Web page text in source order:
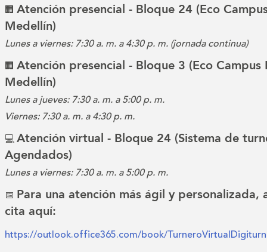
🏢 Atención presencial - Bloque 24 (Eco
Medellín)
Lunes a viernes: 7:30 a. m. a 4:30 p. m. (jornada continua)
🏢 Atención presencial - Bloque 3 (Eco Campus
Medellín)
Lunes a jueves: 7:30 a. m. a 5:00 p. m.
Viernes: 7:30 a. m. a 4:30 p. m.
💻Atención virtual - Bloque 24 (Sistema de
Agendados)
Lunes a viernes: 7:30 a. m. a 5:00 p. m.
📅 Para una atención más ágil y personalizada,
cita aquí:
https://outlook.office365.com/book/